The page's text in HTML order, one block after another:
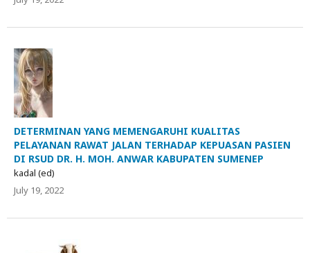
DETERMINAN YANG MEMENGARUHI KUALITAS
PELAYANAN RAWAT JALAN TERHADAP KEPUASAN PASIEN
DI RSUD DR. H. MOH. ANWAR KABUPATEN SUMENEP
kadal (ed)
July 19, 2022